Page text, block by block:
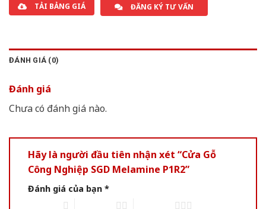
TẢI BẢNG GIÁ ĐĂNG KÝ TƯ VẤN
ĐÁNH GIÁ (0)
Đánh giá
Chưa có đánh giá nào.
Hãy là người đầu tiên nhận xét “Cửa Gỗ
Công Nghiệp SGD Melamine P1R2”
Đánh giá của bạn *